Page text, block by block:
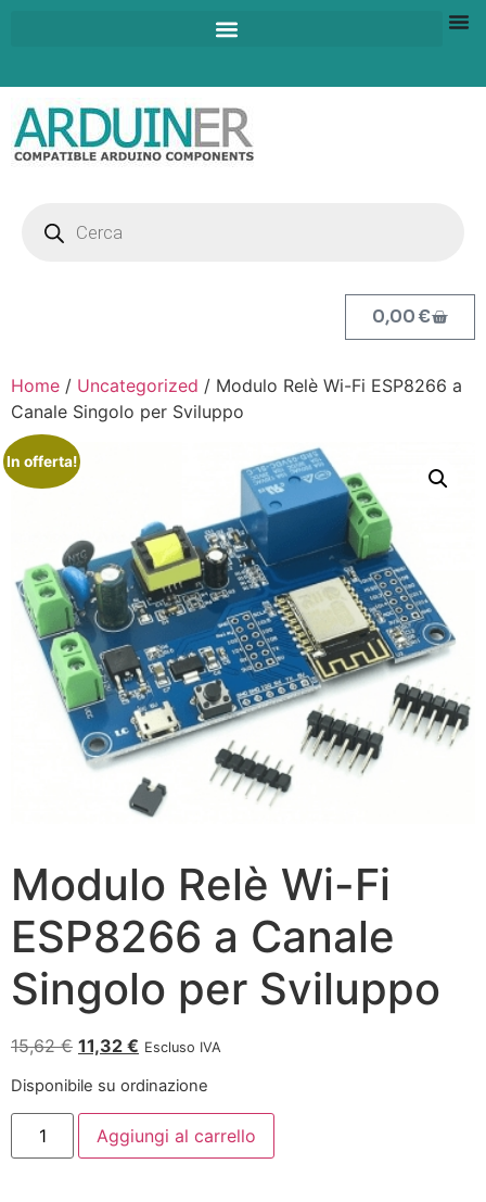
0,00€
Home / Uncategorized / Modulo Relè Wi-Fi ESP8266 a
Canale Singolo per Sviluppo
In offerta!
Modulo Relè Wi-Fi
ESP8266 a Canale
Singolo per Sviluppo
15,62€ 11,32 € Escluso IVA
Disponibile su ordinazione
Aggiungi al carrello